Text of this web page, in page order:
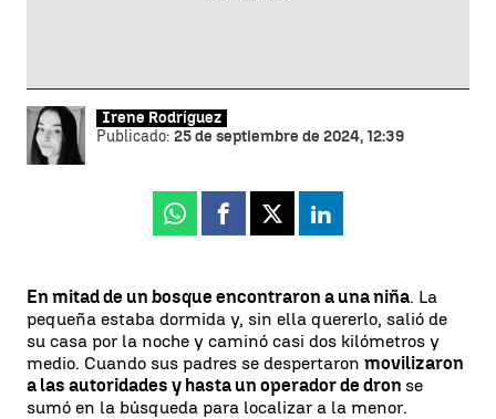
Irene Rodríguez
Publicado: 25 de septiembre de 2024, 12:39
Whatsapp
Facebook
X Linkedin
En mitad de un bosque encontraron a una niña. La
pequeña estaba dormida y, sin ella quererlo, salió de
su casa por la noche y caminó casi dos kilómetros y
medio. Cuando sus padres se despertaron movilizaron
a las autoridades y hasta un operador de dron se
sumó en la búsqueda para localizar a la menor.